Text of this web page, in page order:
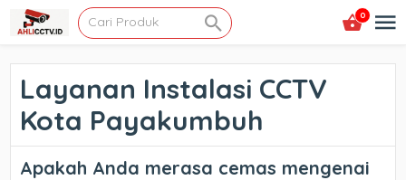
0
Layanan Instalasi CCTV
Kota Payakumbuh
Apakah Anda merasa cemas mengenai